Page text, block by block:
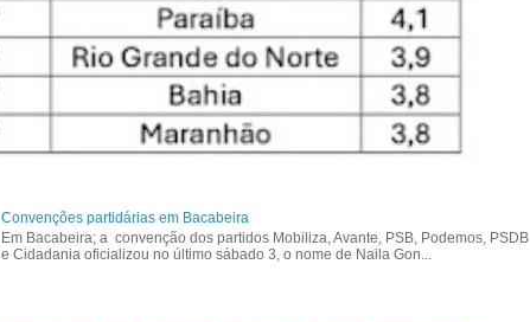
Convenções partidárias em Bacabeira
Em Bacabeira; a convenção dos partidos Mobiliza, Avante, PSB, Podemos, PSDB
e Cidadania oficializou no último sábado 3, o nome de Naila Gon...